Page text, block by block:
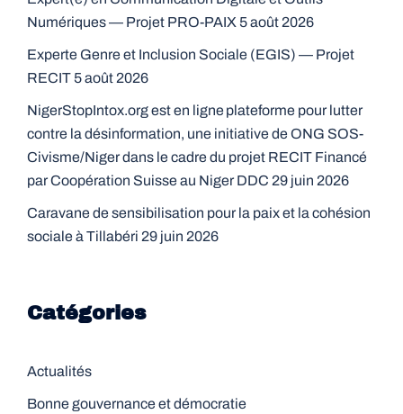
Numériques — Projet PRO-PAIX 5 août 2026
Experte Genre et Inclusion Sociale (EGIS) — Projet
RECIT 5 août 2026
NigerStopIntox.org est en ligne plateforme pour lutter
contre la désinformation, une initiative de ONG SOS-
Civisme/Niger dans le cadre du projet RECIT Financé
par Coopération Suisse au Niger DDC 29 juin 2026
Caravane de sensibilisation pour la paix et la cohésion
sociale à Tillabéri 29 juin 2026
Catégories
Actualités
Bonne gouvernance et démocratie